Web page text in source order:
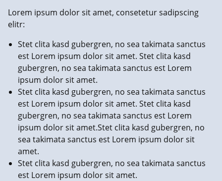
Lorem ipsum dolor sit amet, consetetur sadipscing
elitr:
Stet clita kasd gubergren, no sea takimata sanctus
est Lorem ipsum dolor sit amet. Stet clita kasd
gubergren, no sea takimata sanctus est Lorem
ipsum dolor sit amet.
Stet clita kasd gubergren, no sea takimata sanctus
est Lorem ipsum dolor sit amet. Stet clita kasd
gubergren, no sea takimata sanctus est Lorem
ipsum dolor sit amet.Stet clita kasd gubergren, no
sea takimata sanctus est Lorem ipsum dolor sit
amet.
Stet clita kasd gubergren, no sea takimata sanctus
est Lorem ipsum dolor sit amet.